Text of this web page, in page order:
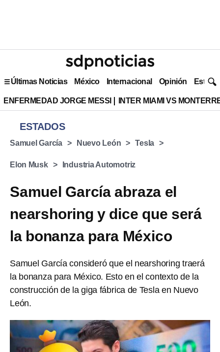
Últimas Noticias México Internacional Opinión Estilo
ENFERMEDAD JORGE MESSI INTER MIAMI VS
ESTADOS
Samuel García Nuevo León Tesla
Elon Musk Industria Automotriz
Samuel García abraza el
nearshoring y dice que será
la bonanza para México
Samuel García consideró que el nearshoring traerá
la bonanza para México. Esto en el contexto de la
construcción de la giga fábrica de Tesla en Nuevo
León.